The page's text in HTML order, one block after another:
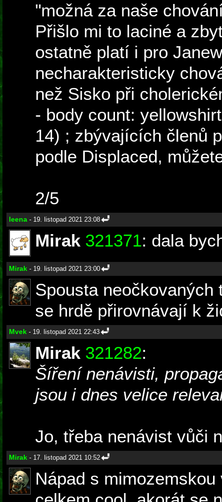
"možná za naše
Přišlo mi to laciné a
ostatně platí i pro
necharakteristicky
než Sisko při
- body count:
14) ; zbývajících členů
podle Displaced,
2/5
leena - 19. listopad 2021 23:08
Mirak 321371: dala
Mirak - 19. listopad 2021 23:00
Spousta neočkovaných
se hrdě přirovnávají k
Mvek - 19. listopad 2021 22:43
Mirak 321282:
Šíření nenávisti,
jsou i dnes velice
Jo, třeba nenávist vůči
Mirak - 17. listopad 2021 10:52
Nápad s